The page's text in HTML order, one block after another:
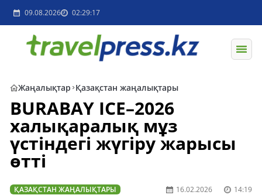
09.08.2026 02:29:17
Жаңалықтар Қазақстан жаңалықтары
BURABAY ICE–2026
халықаралық мұз
үстіндегі жүгіру жарысы
өтті
ҚАЗАҚСТАН ЖАҢАЛЫҚТАРЫ 16.02.2026 14:19